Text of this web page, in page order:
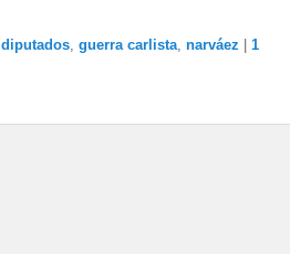
diputados guerra carlista narváez | 1